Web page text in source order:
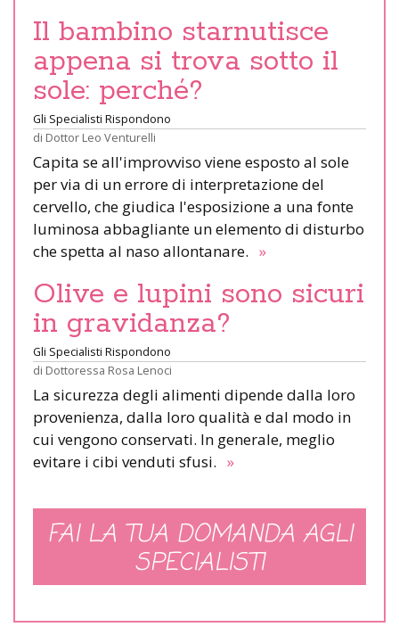
Il bambino starnutisce
appena si trova sotto il
sole: perché?
Gli Specialisti Rispondono
di Dottor Leo Venturelli
Capita se all'improvviso viene esposto al sole
per via di un errore di interpretazione del
cervello, che giudica l'esposizione a una fonte
luminosa abbagliante un elemento di disturbo
che spetta al naso allontanare. »
Olive e lupini sono sicuri
in gravidanza?
Gli Specialisti Rispondono
di Dottoressa Rosa Lenoci
La sicurezza degli alimenti dipende dalla loro
provenienza, dalla loro qualità e dal modo in
cui vengono conservati. In generale, meglio
evitare i cibi venduti sfusi. »
FAI LA TUA DOMANDA AGLI
SPECIALISTI